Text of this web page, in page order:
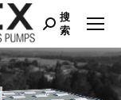
Search:
搜
索